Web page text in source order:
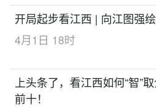
开局起步看江西 | 向江图强
4月1日 18时
上头条了，看江西如何“智”
前十！